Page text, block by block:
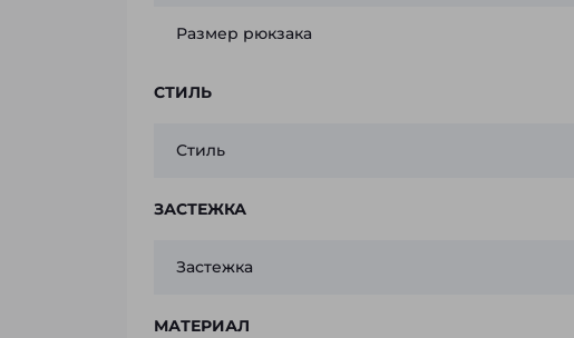
Размер рюкзака
СТИЛЬ
Стиль
ЗАСТЕЖКА
Застежка
МАТЕРИАЛ